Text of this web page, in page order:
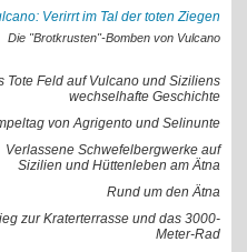
Verirrt im Tal der toten Ziegen
Die "Brotkrusten"-Bomben von Vulcano
Tote Feld auf Vulcano und Siziliens
wechselhafte Geschichte
von Agrigento und Selinunte
Verlassene Schwefelbergwerke auf
Sizilien und Hüttenleben am Ätna
Rund um den Ätna
zur Kraterterrasse und das 3000-
Meter-Rad